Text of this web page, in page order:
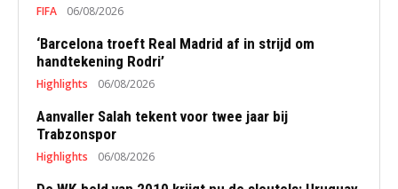
FIFA 06/08/2026
‘Barcelona troeft Real Madrid af in strijd om
handtekening Rodri’
Highlights 06/08/2026
Aanvaller Salah tekent voor twee jaar bij
Trabzonspor
Highlights 06/08/2026